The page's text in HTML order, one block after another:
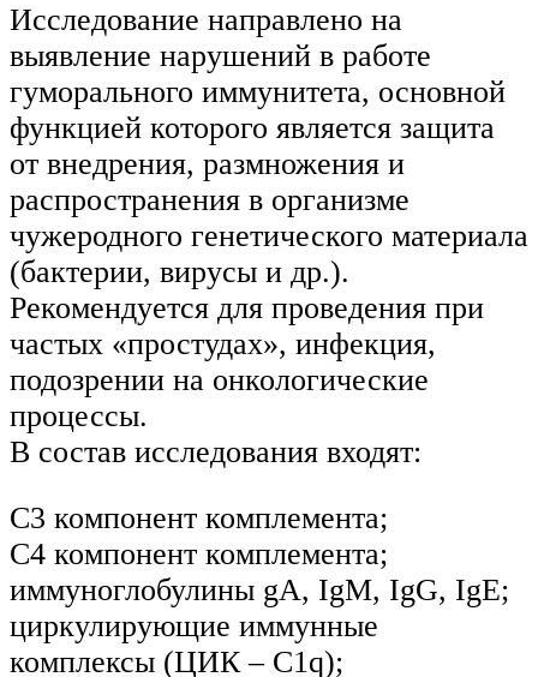
Исследование направлено на
выявление нарушений в работе
гуморального иммунитета, основной
функцией которого является защита
от внедрения, размножения и
распространения в организме
чужеродного генетического материала
(бактерии, вирусы и др.).
Рекомендуется для проведения при
частых «простудах», инфекция,
подозрении на онкологические
процессы.
В состав исследования входят:
С3 компонент комплемента;
С4 компонент комплемента;
иммуноглобулины gА, IgМ, IgG, IgE;
циркулирующие иммунные
комплексы (ЦИК – С1q);